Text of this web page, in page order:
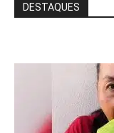
DESTAQUES